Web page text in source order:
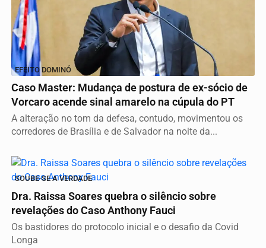
EFEITO DOMINÓ
Caso Master: Mudança de postura de ex-sócio de
Vorcaro acende sinal amarelo na cúpula do PT
A alteração no tom da defesa, contudo, movimentou os
corredores de Brasília e de Salvador na noite da...
SOUBE-SE A VERDADE
Dra. Raissa Soares quebra o silêncio sobre
revelações do Caso Anthony Fauci
Os bastidores do protocolo inicial e o desafio da Covid
Longa